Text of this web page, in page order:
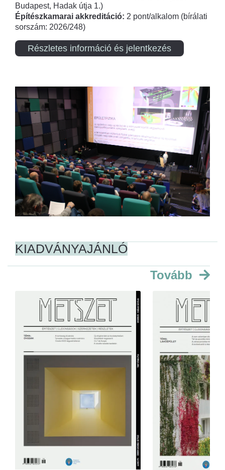
Budapest, Hadak útja 1.)
Építészkamarai akkreditáció: 2 pont/alkalom (bírálati
sorszám: 2026/248)
Részletes információ és jelentkezés
KIADVÁNYAJÁNLÓ
Tovább